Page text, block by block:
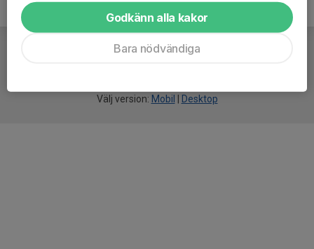
Välj version: Mobil Desktop
Godkänn alla kakor
Bara nödvändiga